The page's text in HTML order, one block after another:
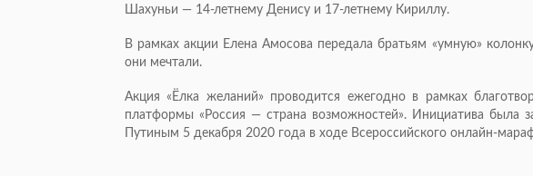
Шахуньи — 14-летнему Денису и 17-летнему Кириллу.
В рамках акции Елена Амосова передала братьям «умную»
они мечтали.
Акция «Ёлка желаний» проводится ежегодно в рамках
платформы «Россия — страна возможностей». Инициатива была
Путиным 5 декабря 2020 года в ходе Всероссийского онлайн-